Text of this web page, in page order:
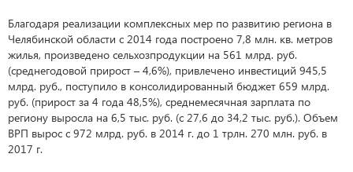
Благодаря реализации комплексных мер по развитию региона в
Челябинской области с 2014 года построено 7,8 млн. кв. метров
жилья, произведено сельхозпродукции на 561 млрд. руб.
(среднегодовой прирост – 4,6%), привлечено инвестиций 945,5
млрд. руб., поступило в консолидированный бюджет 659 млрд.
руб. (прирост за 4 года 48,5%), среднемесячная зарплата по
региону выросла на 6,5 тыс. руб. (с 27,6 до 34,2 тыс. руб.). Объем
ВРП вырос с 972 млрд. руб. в 2014 г. до 1 трлн. 270 млн. руб. в
2017 г.